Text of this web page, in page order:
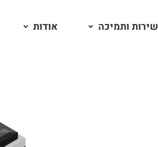
שירות ותמיכה אודות